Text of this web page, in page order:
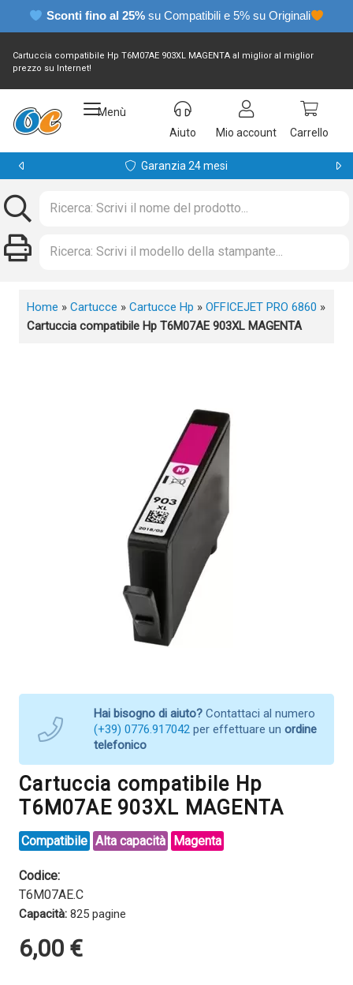
Sconti fino al 25% su Compatibili e 5% su Originali
Cartuccia compatibile Hp T6M07AE 903XL MAGENTA al miglior al miglior
prezzo su Internet!
Menù
Aiuto
Mio account Carrello
Garanzia 24 mesi
Home » Cartucce » Cartucce Hp » OFFICEJET PRO 6860 »
Cartuccia compatibile Hp T6M07AE 903XL MAGENTA
Hai bisogno di aiuto? Contattaci al numero
(+39) 0776.917042 per effettuare un ordine
telefonico
Cartuccia compatibile Hp
T6M07AE 903XL MAGENTA
Compatibile Alta capacità Magenta
Codice:
T6M07AE.C
Capacità: 825 pagine
6,00 €